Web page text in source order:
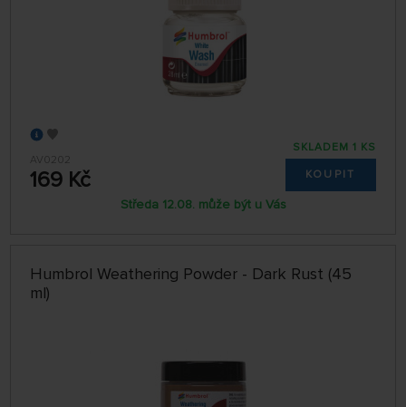
AV0202
169 Kč
SKLADEM 1 KS
KOUPIT
Středa 12.08. může být u Vás
Humbrol Weathering Powder - Dark Rust (45
ml)